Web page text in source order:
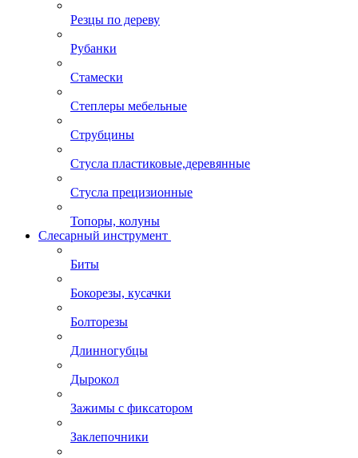
Резцы по дереву
Рубанки
Стамески
Степлеры мебельные
Струбцины
Стусла пластиковые,деревянные
Стусла прецизионные
Топоры, колуны
Слесарный инструмент
Биты
Бокорезы, кусачки
Болторезы
Длинногубцы
Дырокол
Зажимы с фиксатором
Заклепочники